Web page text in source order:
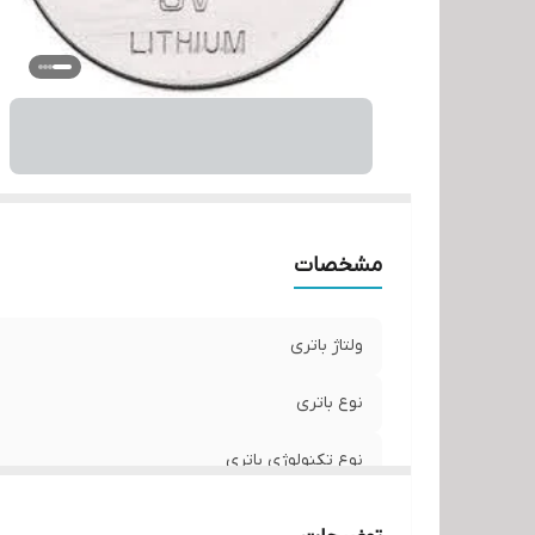
مشخصات
ولتاژ باتری
نوع باتری
نوع تکنولوژی باتری